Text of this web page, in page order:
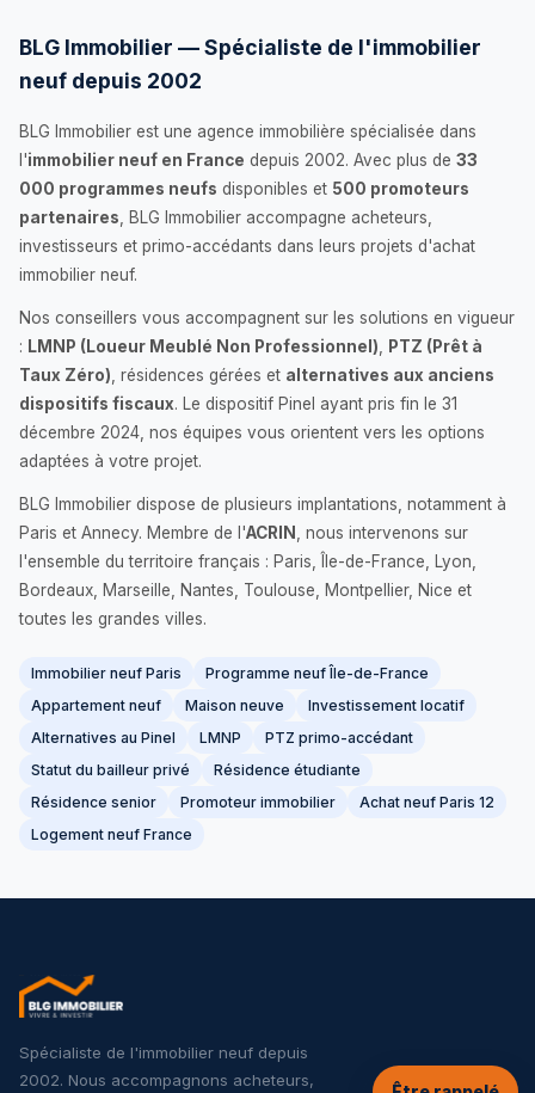
BLG Immobilier — Spécialiste de l'immobilier
neuf depuis 2002
BLG Immobilier est une agence immobilière spécialisée dans
l'immobilier neuf en France depuis 2002. Avec plus de 33
000 programmes neufs disponibles et 500 promoteurs
partenaires , BLG Immobilier accompagne acheteurs,
investisseurs et primo-accédants dans leurs projets d'achat
immobilier neuf.
Nos conseillers vous accompagnent sur les solutions en vigueur
: LMNP (Loueur Meublé Non Professionnel)
PTZ (Prêt à
Taux Zéro) , résidences gérées et alternatives aux anciens
dispositifs fiscaux. Le dispositif Pinel ayant pris fin le 31
décembre 2024, nos équipes vous orientent vers les options
adaptées à votre projet.
BLG Immobilier dispose de plusieurs implantations, notamment à
Paris et Annecy. Membre de l'ACRIN
, nous intervenons sur
l'ensemble du territoire français : Paris, Île-de-France, Lyon,
Bordeaux, Marseille, Nantes, Toulouse, Montpellier, Nice et
toutes les grandes villes.
Immobilier neuf Paris
Programme neuf Île-de-France
Appartement neuf
Maison neuve
Investissement locatif
Alternatives au Pinel
LMNP
PTZ primo-accédant
Statut du bailleur privé
Résidence étudiante
Résidence senior
Promoteur immobilier
Achat neuf Paris 12
Logement neuf France
Spécialiste de l'immobilier neuf depuis
2002. Nous accompagnons acheteurs,